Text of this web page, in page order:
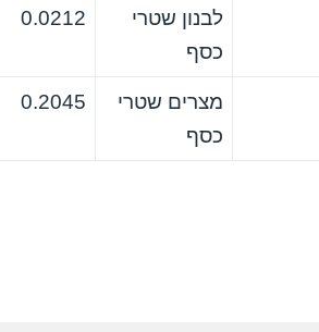
לבנון שטרי
כסף
0.0212
מצרים שטרי
כסף
0.2045